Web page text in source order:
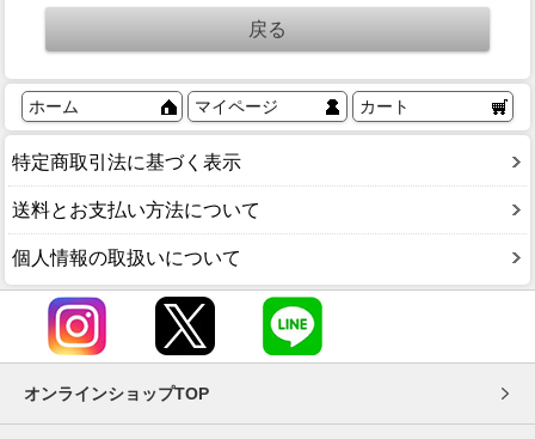
ホーム マイページ カート
特定商取引法に基づく表示
送料とお支払い方法について
個人情報の取扱いについて
オンラインショップTOP